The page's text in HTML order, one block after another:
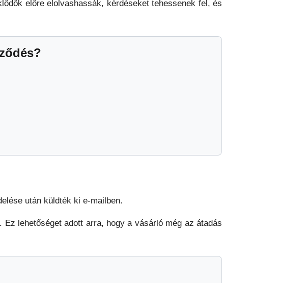
előre elolvashassák, kérdéseket tehessenek fel, és
után küldték ki e-mailben.
lehetőséget adott arra, hogy a vásárló még az átadás